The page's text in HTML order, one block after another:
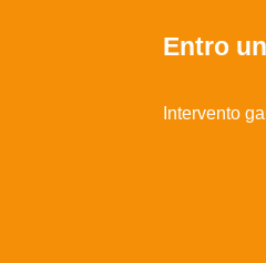
Entro
Intervento